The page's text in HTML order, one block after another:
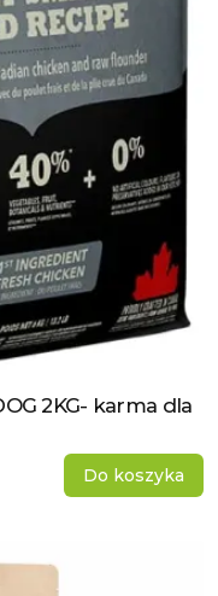
2KG- karma dla
Do koszyka